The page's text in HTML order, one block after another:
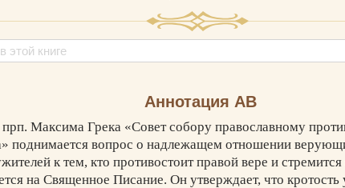
Аннотация АВ
Максима Грека «Совет собору православному
поднимается вопрос о надлежащем отношении
к тем, кто противостоит правой вере и стремится
на Священное Писание. Он утверждает, что кротость